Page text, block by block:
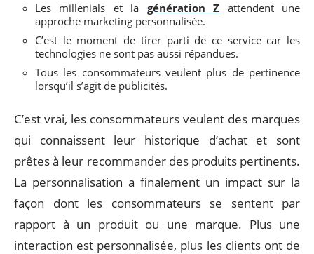
Les millenials et la génération Z attendent une
approche marketing personnalisée.
C’est le moment de tirer parti de ce service car les
technologies ne sont pas aussi répandues.
Tous les consommateurs veulent plus de pertinence
lorsqu’il s’agit de publicités.
C’est vrai, les consommateurs veulent des marques
qui connaissent leur historique d’achat et sont
prêtes à leur recommander des produits pertinents.
La personnalisation a finalement un impact sur la
façon dont les consommateurs se sentent par
rapport à un produit ou une marque. Plus une
interaction est personnalisée, plus les clients ont de